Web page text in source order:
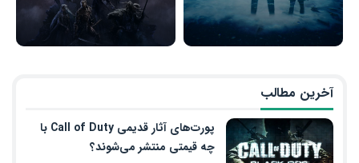
آخرین مطالب
پورت‌های آثار قدیمی Call of Duty با
چه قیمتی منتشر می‌شوند؟